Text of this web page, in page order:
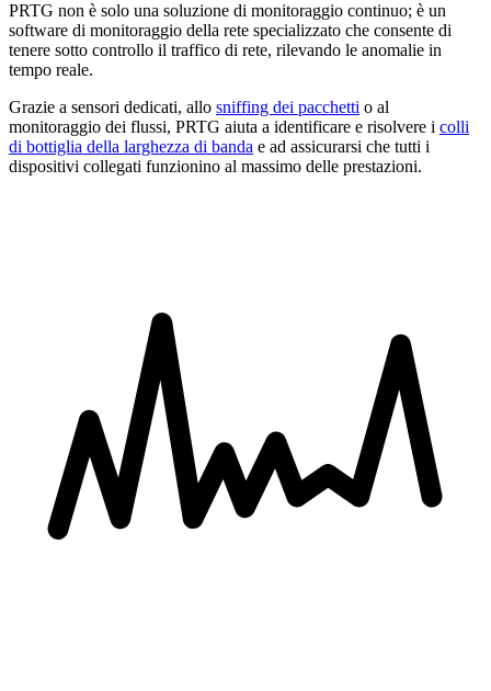
PRTG non è solo una soluzione di monitoraggio continuo; è un
software di monitoraggio della rete specializzato che consente di
tenere sotto controllo il traffico di rete, rilevando le anomalie in
tempo reale.
Grazie a sensori dedicati, allo sniffing dei pacchetti o al
monitoraggio dei flussi, PRTG aiuta a identificare e risolvere i colli
di bottiglia della larghezza di banda e ad assicurarsi che tutti i
dispositivi collegati funzionino al massimo delle prestazioni.